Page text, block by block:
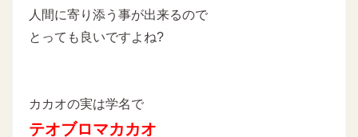
人間に寄り添う事が出来るので
とっても良いですよね?
カカオの実は学名で
テオブロマカカオ